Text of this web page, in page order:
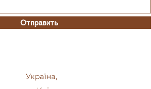
Отправить
Україна,